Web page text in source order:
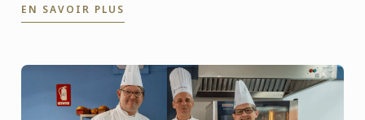
Après ...
EN SAVOIR PLUS